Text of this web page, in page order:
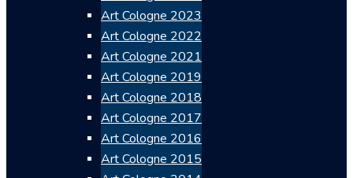
Art Cologne 2023
Art Cologne 2022
Art Cologne 2021
Art Cologne 2019
Art Cologne 2018
Art Cologne 2017
Art Cologne 2016
Art Cologne 2015